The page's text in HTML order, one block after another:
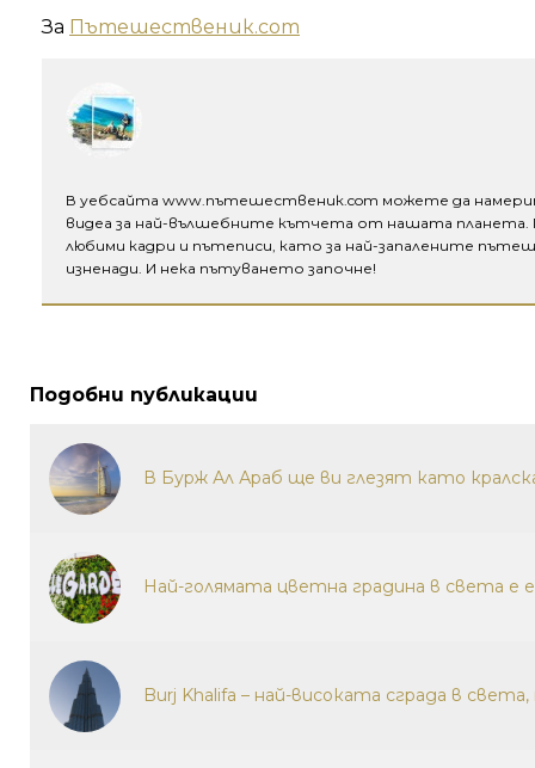
За Пътешественик.com
В уебсайта www.пътешественик.com можете да
видеа за най-вълшебните кътчета от нашата
любими кадри и пътеписи, като за най-запалените
изненади. И нека пътуването започне!
Подобни публикации
В Бурж Ал Араб ще ви глезят като
Най-голямата цветна градина в света е
Burj Khalifa – най-високата сграда в